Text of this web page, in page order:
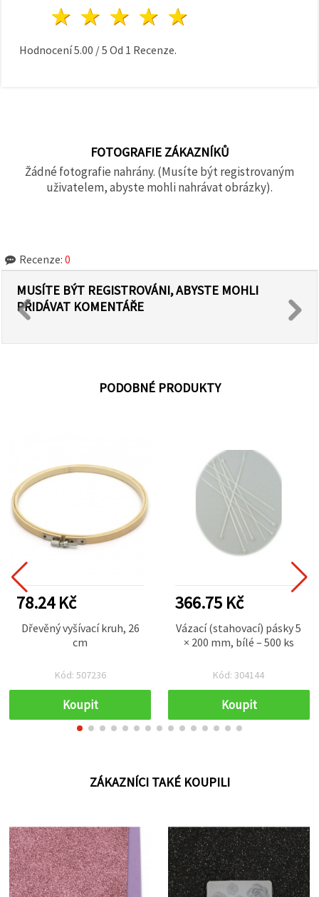
4 hvězdy
3 hvězdy
2 hvězdy
1 hvězda
Hodnocení5.00 /5 Od 1 Recenze.
FOTOGRAFIE ZÁKAZNÍKŮ
Žádné fotografie nahrány. (Musíte být registrovaným
uživatelem, abyste mohli nahrávat obrázky).
Recenze: 0
MUSÍTE BÝT REGISTROVÁNI, ABYSTE MOHLI
PŘIDÁVAT KOMENTÁŘE
PODOBNÉ PRODUKTY
78.24 Kč
Dřevěný vyšívací kruh, 26
cm
Kód: 507236
Koupit
366.75 Kč
Vázací (stahovací) pásky 5
× 200 mm, bílé – 500 ks
Kód: 304144
Koupit
ZÁKAZNÍCI TAKÉ KOUPILI